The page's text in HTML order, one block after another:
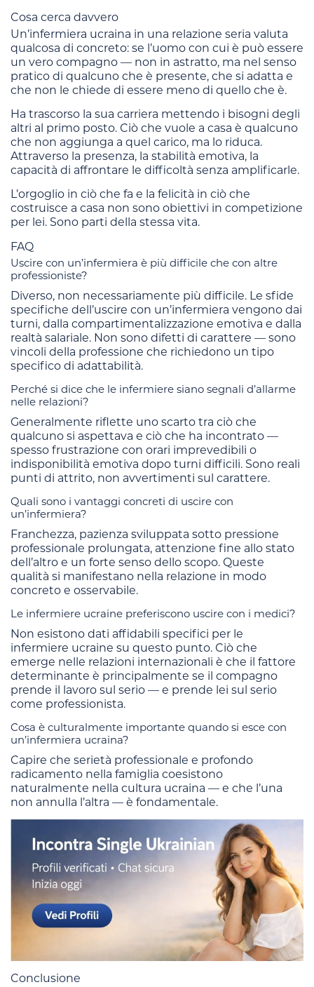
Cosa cerca davvero
Un’infermiera ucraina in una relazione seria valuta
qualcosa di concreto: se l’uomo con cui è può essere
un vero compagno — non in astratto, ma nel senso
pratico di qualcuno che è presente, che si adatta e
che non le chiede di essere meno di quello che è.
Ha trascorso la sua carriera mettendo i bisogni degli
altri al primo posto. Ciò che vuole a casa è qualcuno
che non aggiunga a quel carico, ma lo riduca.
Attraverso la presenza, la stabilità emotiva, la
capacità di affrontare le difficoltà senza amplificarle.
L’orgoglio in ciò che fa e la felicità in ciò che
costruisce a casa non sono obiettivi in competizione
per lei. Sono parti della stessa vita.
FAQ
Uscire con un’infermiera è più difficile che con altre
professioniste?
Diverso, non necessariamente più difficile. Le sfide
specifiche dell’uscire con un’infermiera vengono dai
turni, dalla compartimentalizzazione emotiva e dalla
realtà salariale. Non sono difetti di carattere — sono
vincoli della professione che richiedono un tipo
specifico di adattabilità.
Perché si dice che le infermiere siano segnali d’allarme
nelle relazioni?
Generalmente riflette uno scarto tra ciò che
qualcuno si aspettava e ciò che ha incontrato —
spesso frustrazione con orari imprevedibili o
indisponibilità emotiva dopo turni difficili. Sono reali
punti di attrito, non avvertimenti sul carattere.
Quali sono i vantaggi concreti di uscire con
un’infermiera?
Franchezza, pazienza sviluppata sotto pressione
professionale prolungata, attenzione fine allo stato
dell’altro e un forte senso dello scopo. Queste
qualità si manifestano nella relazione in modo
concreto e osservabile.
Le infermiere ucraine preferiscono uscire con i medici?
Non esistono dati affidabili specifici per le
infermiere ucraine su questo punto. Ciò che
emerge nelle relazioni internazionali è che il fattore
determinante è principalmente se il compagno
prende il lavoro sul serio — e prende lei sul serio
come professionista.
Cosa è culturalmente importante quando si esce con
un’infermiera ucraina?
Capire che serietà professionale e profondo
radicamento nella famiglia coesistono
naturalmente nella cultura ucraina — e che l’una
non annulla l’altra — è fondamentale.
Conclusione